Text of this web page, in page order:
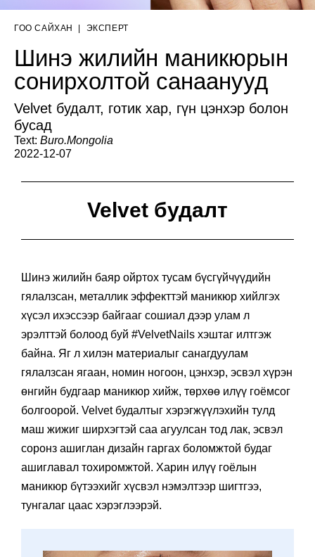
ГОО САЙХАН ЭКСПЕРТ
Шинэ жилийн маникюрын
сонирхолтой санаанууд
Velvet будалт, готик хар, гүн цэнхэр болон
бусад
Text: Buro.Mongolia
2022-12-07
Velvet будалт
Шинэ жилийн баяр ойртох тусам бүсгүйчүүдийн
гялалзсан, металлик эффекттэй маникюр хийлгэх
хүсэл ихэссээр байгааг сошиал дээр улам л
эрэлттэй болоод буй #VelvetNails хэштаг илтгэж
байна. Яг л хилэн материалыг санагдуулам
гялалзсан ягаан, номин ногоон, цэнхэр, эсвэл хүрэн
өнгийн будгаар маникюр хийж, төрхөө илүү гоёмсог
болгоорой. Velvet будалтыг хэрэгжүүлэхийн тулд
маш жижиг ширхэгтэй саа агуулсан тод лак, эсвэл
соронз ашиглан дизайн гаргах боломжтой будаг
ашиглавал тохиромжтой. Харин илүү гоёлын
маникюр бүтээхийг хүсвэл нэмэлтээр шигтгээ,
тунгалаг цаас хэрэглээрэй.